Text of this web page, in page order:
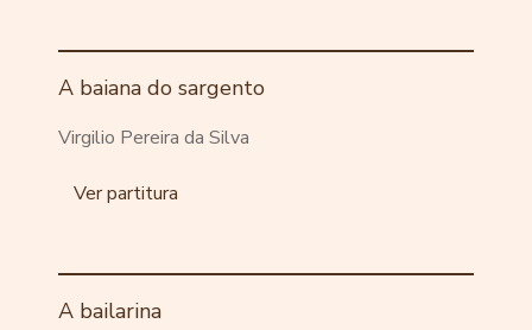
A baiana do sargento
Virgilio Pereira da Silva
Ver partitura
A bailarina